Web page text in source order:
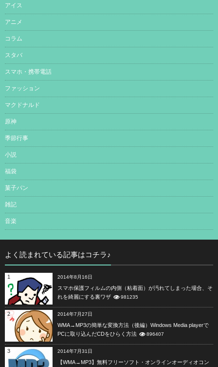
アイス
アニメ
コラム
スタバ
スマホ・携帯電話
ファッション
マクドナルド
原神
季節行事
小説
福袋
菓子パン
雑記
音楽
よく読まれている記事はコチラ♪
1 2014年8月16日
スマホ保護フィルムの内側（粘着面）が汚れてしまった場合、そ
れを綺麗にする裏ワザ
981235
2 2014年7月27日
WMA→MP3の簡単な変換方法（後編）Windows Media playerで
PCに取り込んだCDをひらく方法
896407
3 2014年7月31日
【WMA→MP3】無料フリーソフト・オンラインオーディオコン